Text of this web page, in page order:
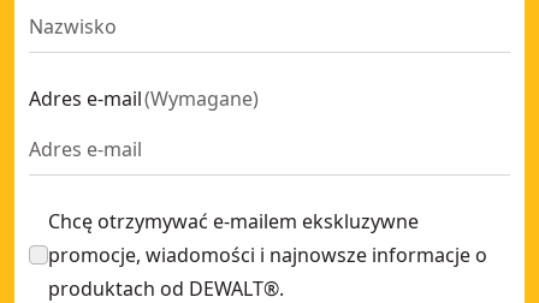
Adres e-mail(Wymagane)
Chcę otrzymywać e-mailem ekskluzywne
promocje, wiadomości i najnowsze informacje o
produktach od DEWALT®.